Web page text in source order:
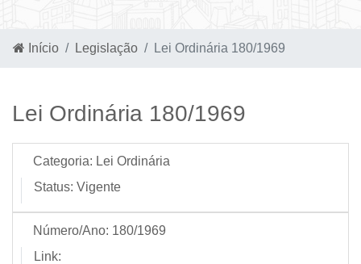
Início Legislação Lei Ordinária 180/1969
Lei Ordinária 180/1969
Categoria: Lei Ordinária
Status: Vigente
Número/Ano: 180/1969
Link: